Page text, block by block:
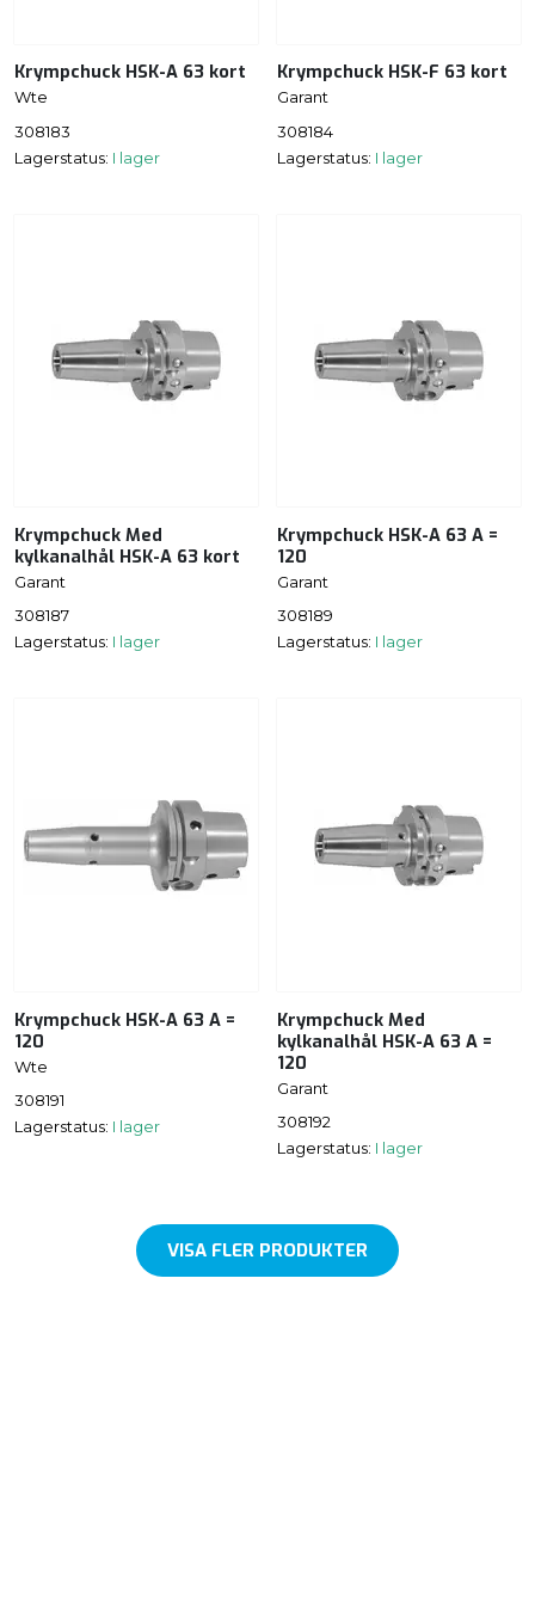
Krympchuck HSK-A 63 kort
Wte
308183
Lagerstatus: I lager
Krympchuck HSK-F 63 kort
Garant
308184
Lagerstatus: I lager
Krympchuck Med
kylkanalhål HSK-A 63 kort
Garant
308187
Lagerstatus: I lager
Krympchuck HSK-A 63 A =
120
Garant
308189
Lagerstatus: I lager
Krympchuck HSK-A 63 A =
120
Wte
308191
Lagerstatus: I lager
Krympchuck Med
kylkanalhål HSK-A 63 A =
120
Garant
308192
Lagerstatus: I lager
VISA FLER PRODUKTER